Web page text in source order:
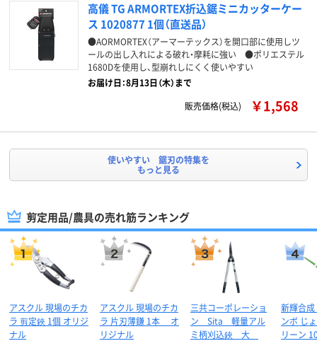
高儀 TG ARMORTEX折込鋸ミニカッターケー
ス 1020877 1個（直送品）
●AORMORTEX（アーマーテックス）を開口部に使用しツ
ールの出し入れによる破れ・摩耗に強い ●ポリエステル
1680Dを使用し、型崩れしにくく使いやすい
お届け日：8月13日（木）まで
販売価格(税込)
￥1,568
使いやすい 鋸刃の特集を
もっと見る
剪定用品/農具の売れ筋ランキング
アスクル 現場のチカ
ラ 剪定鋏 1個 オリジ
ナル
アスクル 現場のチカ
ラ 片刃薄鎌 1本 オ
リジナル
三共コーポレーショ
ン Sita 軽量アル
ミ柄刈込鋏 大
新輝合成
ンボ じ
リーン